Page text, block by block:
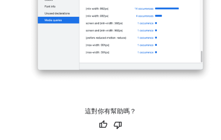
這對你有幫助嗎？